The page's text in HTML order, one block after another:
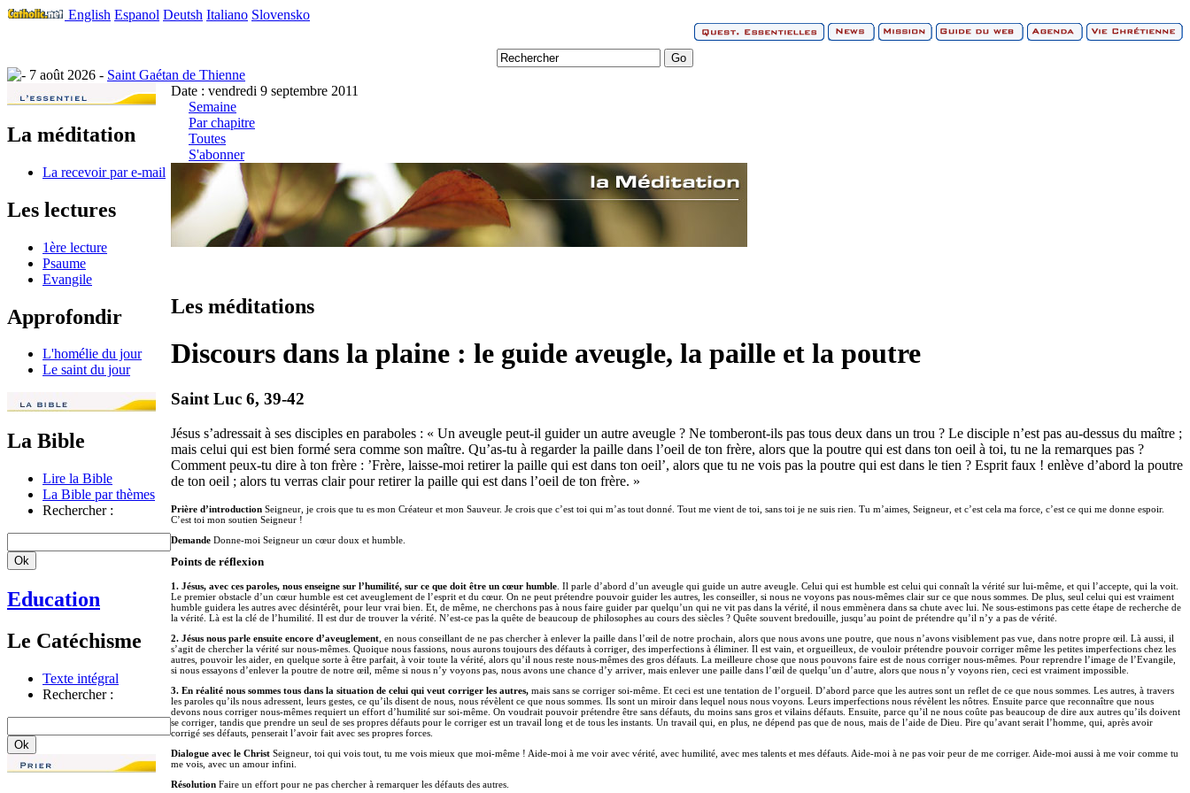
English Espanol Deutsh Italiano Slovensko
7 août 2026 - Saint Gaétan de Thienne
La méditation
La recevoir par e-mail
Les lectures
1ère lecture
Psaume
Evangile
Approfondir
L'homélie du jour
Le saint du jour
La Bible
Lire la Bible
La Bible par thèmes
Rechercher :
Education
Le Catéchisme
Texte intégral
Rechercher :
Date : vendredi 9 septembre 2011
Semaine
Par chapitre
Toutes
S'abonner
Les méditations
Discours dans la plaine : le guide aveugle, la paille et la poutre
Saint Luc 6, 39-42
Jésus s’adressait à ses disciples en paraboles : « Un aveugle peut-il guider un autre aveugle ? Ne tomberont-ils pas tous deux dans un trou ? Le disciple n’est pas au-dessus du maître ;
mais celui qui est bien formé sera comme son maître. Qu’as-tu à regarder la paille dans l’oeil de ton frère, alors que la poutre qui est dans ton oeil à toi, tu ne la remarques pas ?
Comment peux-tu dire à ton frère : ’Frère, laisse-moi retirer la paille qui est dans ton oeil’, alors que tu ne vois pas la poutre qui est dans le tien ? Esprit faux ! enlève d’abord la poutre
de ton oeil ; alors tu verras clair pour retirer la paille qui est dans l’oeil de ton frère. »
Prière d’introduction Seigneur, je crois que tu es mon Créateur et mon Sauveur. Je crois que c’est toi qui m’as tout donné. Tout me vient de toi, sans toi je ne suis rien. Tu m’aimes, Seigneur, et c’est cela ma force, c’est ce qui me donne espoir.
C’est toi mon soutien Seigneur !
Demande Donne-moi Seigneur un cœur doux et humble.
Points de réflexion
1. Jésus, avec ces paroles, nous enseigne sur l’humilité, sur ce que doit être un cœur humble . Il parle d’abord d’un aveugle qui guide un autre aveugle. Celui qui est humble est celui qui connaît la vérité sur lui-même, et qui l’accepte, qui la voit.
Le premier obstacle d’un cœur humble est cet aveuglement de l’esprit et du cœur. On ne peut prétendre pouvoir guider les autres, les conseiller, si nous ne voyons pas nous-mêmes clair sur ce que nous sommes. De plus, seul celui qui est vraiment
humble guidera les autres avec désintérêt, pour leur vrai bien. Et, de même, ne cherchons pas à nous faire guider par quelqu’un qui ne vit pas dans la vérité, il nous emmènera dans sa chute avec lui. Ne sous-estimons pas cette étape de recherche de
la vérité. Là est la clé de l’humilité. Il est dur de trouver la vérité. N’est-ce pas la quête de beaucoup de philosophes au cours des siècles ? Quête souvent bredouille, jusqu’au point de prétendre qu’il n’y a pas de vérité.
2. Jésus nous parle ensuite encore d’aveuglement , en nous conseillant de ne pas chercher à enlever la paille dans l’œil de notre prochain, alors que nous avons une poutre, que nous n’avons visiblement pas vue, dans notre propre œil. Là aussi, il
s’agit de chercher la vérité sur nous-mêmes. Quoique nous fassions, nous aurons toujours des défauts à corriger, des imperfections à éliminer. Il est vain, et orgueilleux, de vouloir prétendre pouvoir corriger même les petites imperfections chez les
autres, pouvoir les aider, en quelque sorte à être parfait, à voir toute la vérité, alors qu’il nous reste nous-mêmes des gros défauts. La meilleure chose que nous pouvons faire est de nous corriger nous-mêmes. Pour reprendre l’image de l’Evangile,
si nous essayons d’enlever la poutre de notre œil, même si nous n’y voyons pas, nous avons une chance d’y arriver, mais enlever une paille dans l’œil de quelqu’un d’autre, alors que nous n’y voyons rien, ceci est vraiment impossible.
3. En réalité nous sommes tous dans la situation de celui qui veut corriger les autres, mais sans se corriger soi-même. Et ceci est une tentation de l’orgueil. D’abord parce que les autres sont un reflet de ce que nous sommes. Les autres, à travers
les paroles qu’ils nous adressent, leurs gestes, ce qu’ils disent de nous, nous révèlent ce que nous sommes. Ils sont un miroir dans lequel nous nous voyons. Leurs imperfections nous révèlent les nôtres. Ensuite parce que reconnaître que nous
devons nous corriger nous-mêmes requiert un effort d’humilité sur soi-même. On voudrait pouvoir prétendre être sans défauts, du moins sans gros et vilains défauts. Ensuite, parce qu’il ne nous coûte pas beaucoup de dire aux autres qu’ils doivent
se corriger, tandis que prendre un seul de ses propres défauts pour le corriger est un travail long et de tous les instants. Un travail qui, en plus, ne dépend pas que de nous, mais de l’aide de Dieu. Pire qu’avant serait l’homme, qui, après avoir
corrigé ses défauts, penserait l’avoir fait avec ses propres forces.
Dialogue avec le Christ Seigneur, toi qui vois tout, tu me vois mieux que moi-même ! Aide-moi à me voir avec vérité, avec humilité, avec mes talents et mes défauts. Aide-moi à ne pas voir peur de me corriger. Aide-moi aussi à me voir comme tu
me vois, avec un amour infini.
Résolution Faire un effort pour ne pas chercher à remarquer les défauts des autres.